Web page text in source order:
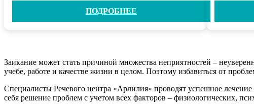
ПОДРОБНЕЕ
Заикание может стать причиной множества неприятностей –
учебе, работе и качестве жизни в целом. Поэтому избавиться от
Специалисты Речевого центра «Арлилия» проводят успешное
себя решение проблем с учетом всех факторов – физиологических,